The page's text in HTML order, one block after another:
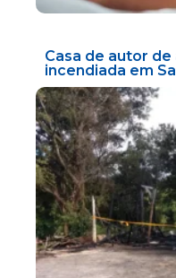
Casa de autor
incendiada em